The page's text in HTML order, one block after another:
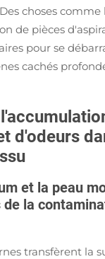
choses comme
de pièces
pour se
cachés
d'odeurs
et la peau
de la
transfèrent la